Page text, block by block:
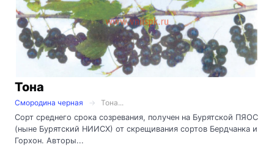
Тона
Смородина черная
Тона...
Сорт среднего срока созревания, получен на Бурятской ПЯОС
(ныне Бурятский НИИСХ) от скрещивания сортов Бердчанка и
Горхон. Авторы...